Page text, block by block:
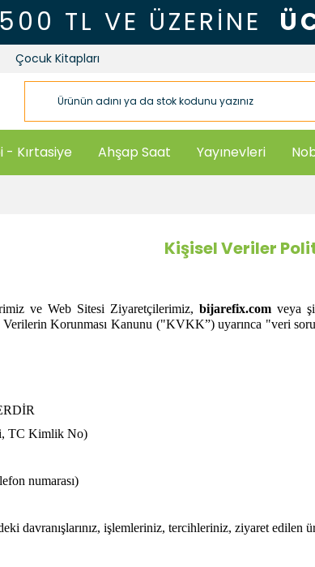
TL VE ÜZERİNE
Çocuk Kitapları
- Kırtasiye Ahşap Saat Yayınevleri
Kişisel Veriler
ve Web Sitesi Ziyaretçilerimiz, bijarefix.com veya
Korunması Kanunu ("KVKK”) uyarınca "veri
TC Kimlik No)
numarası)
davranışlarınız, işlemleriniz, tercihleriniz, ziyaret edilen